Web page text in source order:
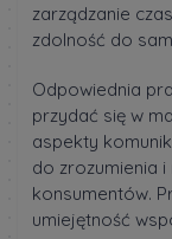
zarządzanie
zdolność do
Odpowiednia
przydać się w
aspekty
do zrozumienia
konsumentów.
umiejętność